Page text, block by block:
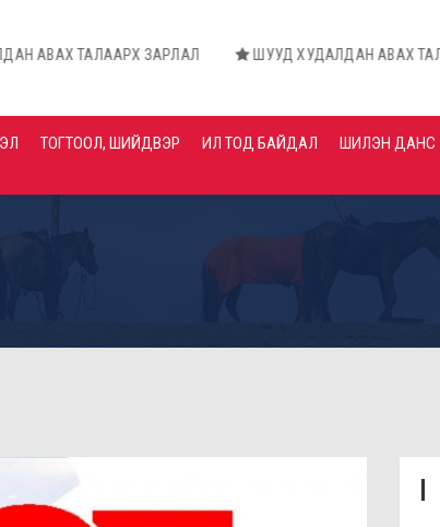
ЗАРЛАЛ ШУУД ХУДАЛДАН АВАХ ТАЛААРХ
ТОГТООЛ, ШИЙДВЭР ИЛ ТОД БАЙДАЛ
ШИЛЭН ДАНС